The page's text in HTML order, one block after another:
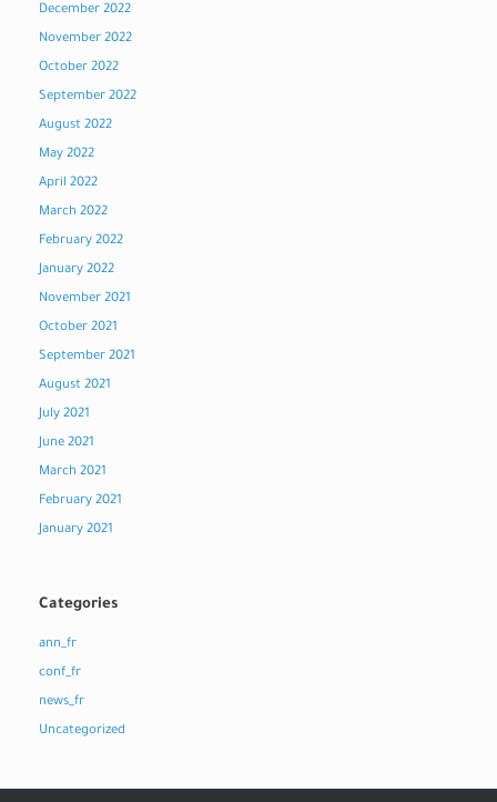
December 2022
November 2022
October 2022
September 2022
August 2022
May 2022
April 2022
March 2022
February 2022
January 2022
November 2021
October 2021
September 2021
August 2021
July 2021
June 2021
March 2021
February 2021
January 2021
Categories
ann_fr
conf_fr
news_fr
Uncategorized